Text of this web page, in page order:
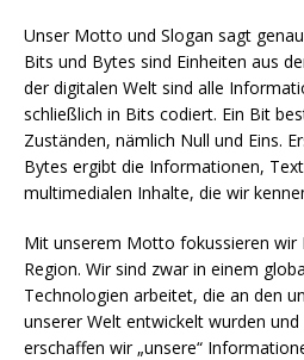
Unser Motto und Slogan sagt
Bits und Bytes sind Einheiten aus
der digitalen Welt sind alle
schließlich in Bits codiert. Ein Bit
Zuständen, nämlich Null und Eins.
Bytes ergibt die Informationen,
multimedialen Inhalte, die wir
Mit unserem Motto fokussieren wir
Region. Wir sind zwar in einem
Technologien arbeitet, die an den
unserer Welt entwickelt wurden
erschaffen wir „unsere“